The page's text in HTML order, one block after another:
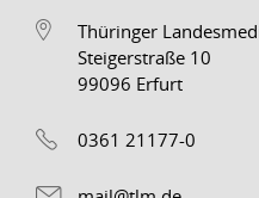
Thüringer
Steigerstraße 10
99096 Erfurt
0361 21177-0